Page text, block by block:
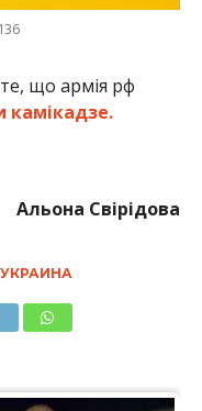
що армія рф
камікадзе.
Альона Свірідова
УКРАИНА